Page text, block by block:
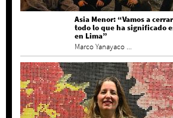
Asia Menor: “Vamos a
todo lo que ha significado
en Lima”
Marco Yanayaco ...